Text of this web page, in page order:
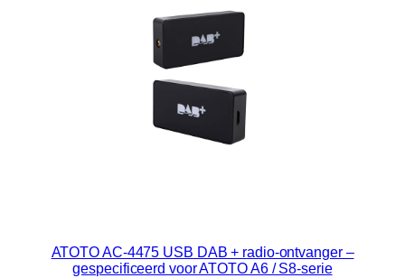
ATOTO AC-4475 USB DAB + radio-ontvanger –
gespecificeerd voor ATOTO A6 / S8-serie